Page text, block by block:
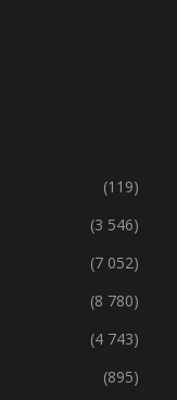
(119)
(3 546)
(7 052)
(8 780)
(4 743)
(895)